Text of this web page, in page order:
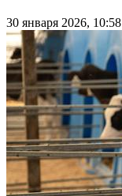
30 января 2026, 10:58